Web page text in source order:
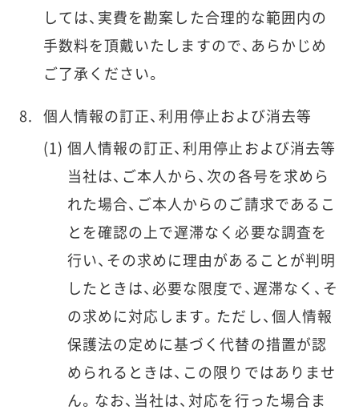
しては、実費を勘案した合理的な範囲内の
手数料を頂戴いたしますので、あらかじめ
ご了承ください。
個人情報の訂正、利用停止および消去等
個人情報の訂正、利用停止および消去等
当社は、ご本人から、次の各号を求めら
れた場合、ご本人からのご請求であるこ
とを確認の上で遅滞なく必要な調査を
行い、その求めに理由があることが判明
したときは、必要な限度で、遅滞なく、そ
の求めに対応します。ただし、個人情報
保護法の定めに基づく代替の措置が認
められるときは、この限りではありませ
ん。なお、当社は、対応を行った場合ま